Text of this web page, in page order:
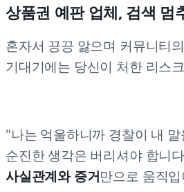
상품권 예판 업체, 검색 멈
혼자서 끙끙 앓으며 커뮤니티
기대기에는 당신이 처한 리스
"나는 억울하니까 경찰이 내
순진한 생각은 버리셔야 합니
사실관계와 증거만으로 움직